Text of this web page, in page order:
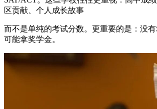
区贡献、个人成长故事
而不是单纯的考试分数。更重要的是：没
可能拿奖学金。